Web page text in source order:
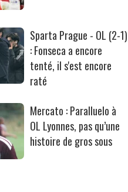
Sparta Prague - OL (2-1)
: Fonseca a encore
tenté, il s'est encore
raté
Mercato : Paralluelo à
OL Lyonnes, pas qu’une
histoire de gros sous